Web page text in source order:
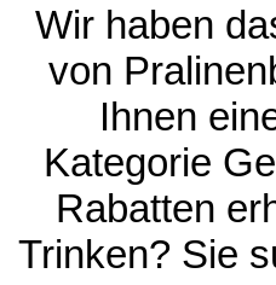
Wir haben
von
Ihnen
Kategorie
Rabatten
Trinken? Sie